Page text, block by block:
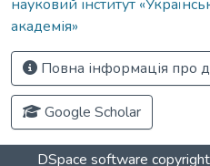
науковий інститут
академія»
Повна інформація про
Google Scholar
DSpace software